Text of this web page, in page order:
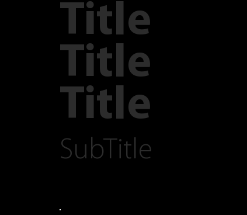
Title
Title
Title
SubTitle